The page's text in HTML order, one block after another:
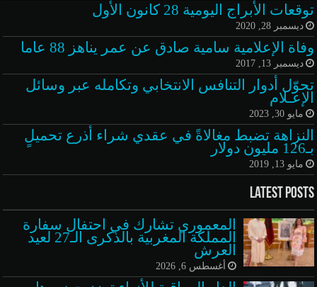
توقعات الأبراج اليومية 28 كانون الأول
ديسمبر 28, 2020
وفاة الإعلامية سامية صادق عن عمر يناهز 88 عاما
ديسمبر 13, 2017
تحوّل أدوار التنافس الانتخابي وتكامله عبر وسائل
الإعـلام
مايو 30, 2023
النزاهة تضبط مغالاةً في عقدي شراء أذرع تحميلٍ
بـ126 مليون دولار
مايو 13, 2019
Latest Posts
المعموري تشارك في احتفال سفارة
المملكة المغربية بالذكرى الـ27 لعيد
العرش
أغسطس 6, 2026